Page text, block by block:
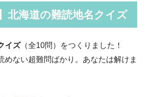
北海道の難読地名クイズ
イズ（全10問）をつくりました！
めない超難問ばかり。あなたは解けま